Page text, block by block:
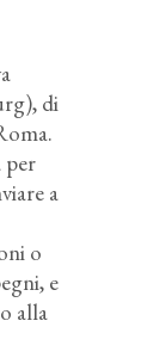
di
per
a
o
e
alla